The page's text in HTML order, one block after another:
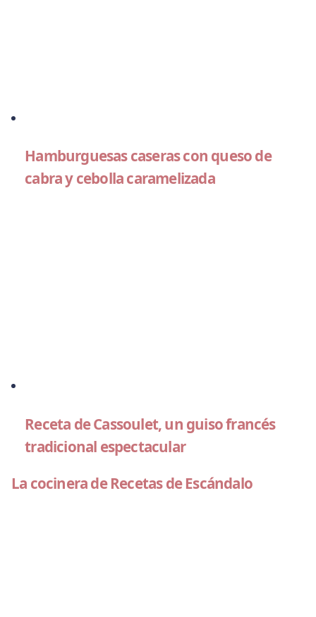
Hamburguesas caseras con queso de
cabra y cebolla caramelizada
Receta de Cassoulet, un guiso francés
tradicional espectacular
La cocinera de Recetas de Escándalo